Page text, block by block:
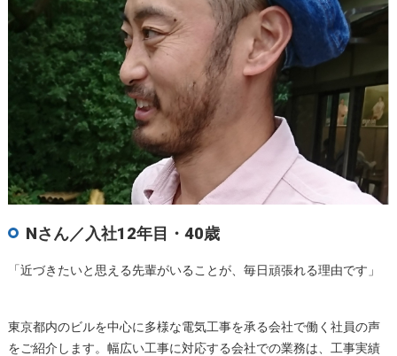
Nさん／入社12年目・40歳
「近づきたいと思える先輩がいることが、毎日頑張れる理由です」
東京都内のビルを中心に多様な電気工事を承る会社で働く社員の声
をご紹介します。幅広い工事に対応する会社での業務は、工事実績